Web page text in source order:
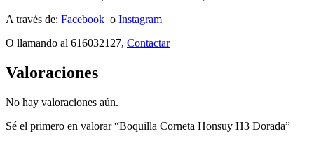
A través de: Facebook o Instagram
O llamando al 616032127, Contactar
Valoraciones
No hay valoraciones aún.
Sé el primero en valorar “Boquilla Corneta Honsuy H3 Dorada”